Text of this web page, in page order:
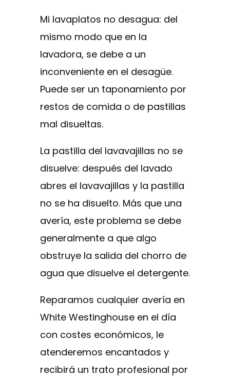
Mi lavaplatos no desagua: del
mismo modo que en la
lavadora, se debe a un
inconveniente en el desagüe.
Puede ser un taponamiento por
restos de comida o de pastillas
mal disueltas.
La pastilla del lavavajillas no se
disuelve: después del lavado
abres el lavavajillas y la pastilla
no se ha disuelto. Más que una
avería, este problema se debe
generalmente a que algo
obstruye la salida del chorro de
agua que disuelve el detergente.
Reparamos cualquier avería en
White Westinghouse en el día
con costes económicos, le
atenderemos encantados y
recibirá un trato profesional por